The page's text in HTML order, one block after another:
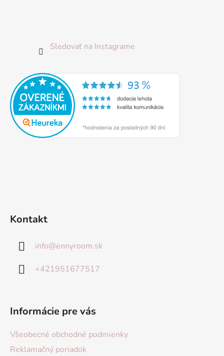
Sledovať na Instagrame
Kontakt
info@ennyroom.sk
+421951677517
Informácie pre vás
Všeobecné obchodné podmienky
Reklamačný poriadok